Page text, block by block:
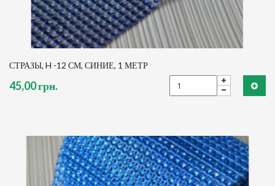
СТРАЗЫ, H -12 СМ, СИНИЕ, 1 МЕТР
45,00 грн.